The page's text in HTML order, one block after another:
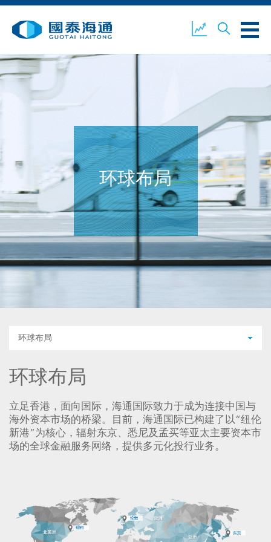
关于我们 公司新闻
环境、社会及企业管治 国泰海通证券 联络我们
客户登入
环球布局
环球布局
环球布局
立足香港，面向国际，海通国际致力于成为连接中国与
海外资本市场的桥梁。目前，海通国际已构建了以“纽伦
新港”为核心，辐射东京、悉尼及孟买等亚太主要资本市
场的全球金融服务网络，提供多元化投行业务。